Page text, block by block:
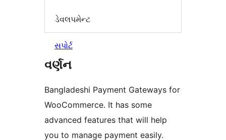
ડેવલપમેન્ટ
સપોર્ટ
વર્ણન
Bangladeshi Payment Gateways for
WooCommerce. It has some
advanced features that will help
you to manage payment easily.